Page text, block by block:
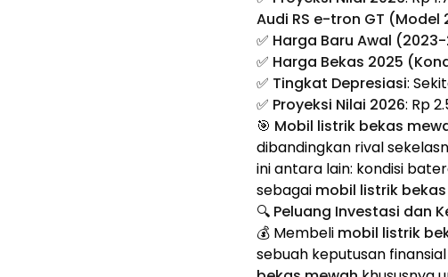
Audi RS e-tron GT (Model
✅ Harga Baru Awal
✅ Harga Bekas 2025
✅ Tingkat Depresiasi:
✅ Proyeksi Nilai 2026: Rp
🎯 Mobil listrik bekas
dibandingkan rival
ini antara lain: kondisi
sebagai mobil listrik
🔍 Peluang Investasi dan
💰 Membeli mobil listrik
sebuah keputusan